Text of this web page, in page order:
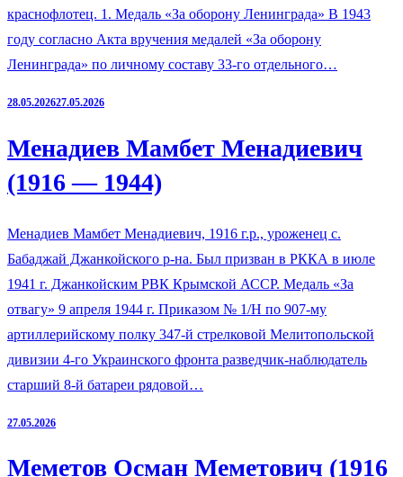
краснофлотец. 1. Медаль «За оборону Ленинграда» В 1943
году согласно Акта вручения медалей «За оборону
Ленинграда» по личному составу 33-го отдельного…
28.05.202627.05.2026
Менадиев Мамбет Менадиевич
(1916 — 1944)
Менадиев Мамбет Менадиевич, 1916 г.р., уроженец с.
Бабаджай Джанкойского р-на. Был призван в РККА в июле
1941 г. Джанкойским РВК Крымской АССР. Медаль «За
отвагу» 9 апреля 1944 г. Приказом № 1/Н по 907-му
артиллерийскому полку 347-й стрелковой Мелитопольской
дивизии 4-го Украинского фронта разведчик-наблюдатель
старший 8-й батареи рядовой…
27.05.2026
Меметов Осман Меметович (1916